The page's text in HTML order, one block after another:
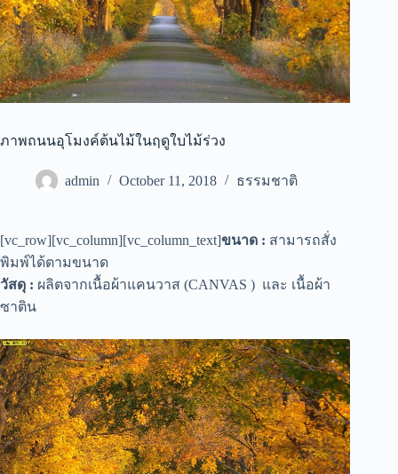
ภาพถนนอุโมงค์ต้นไม้ในฤดูใบไม้ร่วง
admin October 11, 2018 ธรรมชาติ
[vc_row][vc_column][vc_column_text]ขนาด : สามารถสั่ง
พิมพ์ได้ตามขนาด
วัสดุ : ผลิตจากเนื้อผ้าแคนวาส (CANVAS ) และ เนื้อผ้า
ซาติน